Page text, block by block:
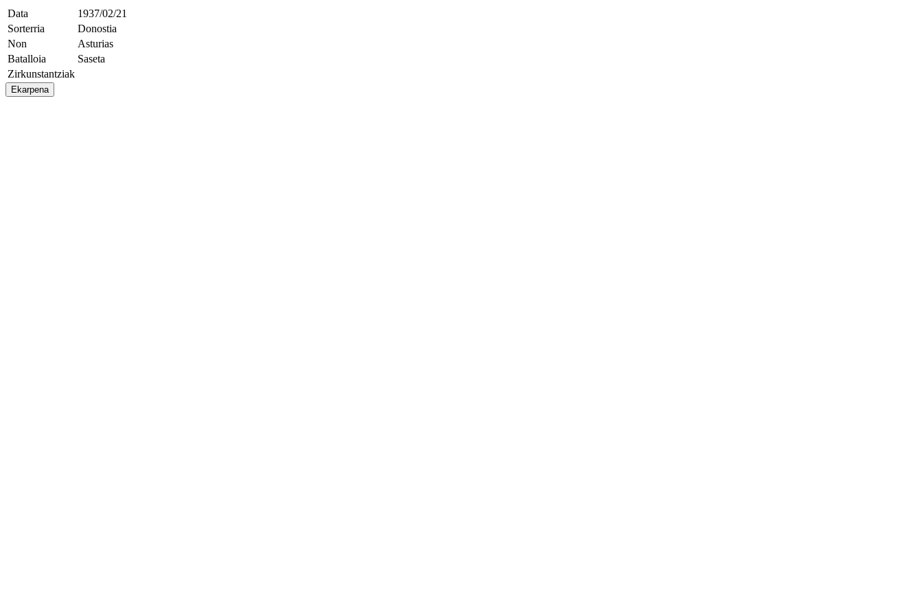
Data
1937/02/21
Sorterria
Donostia
Non
Asturias
Batalloia
Saseta
Zirkunstantziak